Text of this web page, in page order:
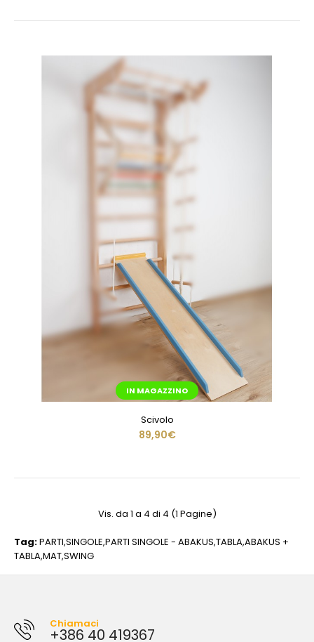
IN MAGAZZINO
Scivolo
89,90€
Vis. da 1 a 4 di 4 (1 Pagine)
Tag:PARTI,SINGOLE,PARTI SINGOLE - ABAKUS,TABLA,ABAKUS +
TABLA,MAT,SWING
Chiamaci
+386 40 419367